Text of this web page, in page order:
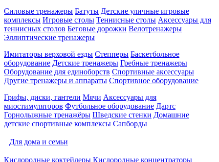
Силовые тренажеры Батуты Детские уличные игровые
комплексы Игровые столы Теннисные столы Аксессуары для
теннисных столов Беговые дорожки Велотренажеры
Эллиптические тренажеры
Имитаторы верховой езды Степперы Баскетбольное
оборудование Детские тренажеры Гребные тренажеры
Оборудование для единоборств Спортивные аксессуары
Другие тренажеры и аппараты Спортивное оборудование
Грифы, диски, гантели Мячи Аксессуары для
миостимуляторов Футбольное оборудование Дартс
Горнолыжные тренажёры Шведские стенки Домашние
детские спортивные комплексы Сапборды
Для дома и семьи
Кислородные коктейлеры Кислородные концентраторы